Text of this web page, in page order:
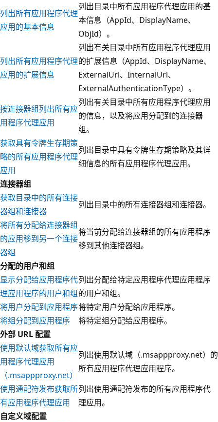
列出所有应用程序代理
应用的基本信息
列出目录中所有应用程序代理应用的基
本信息（AppId、DisplayName、
ObjId）。
列出所有应用程序代理
应用的扩展信息
列出有关目录中所有应用程序代理应用
的扩展信息（AppId、DisplayName、
ExternalUrl、InternalUrl、
ExternalAuthenticationType）。
按连接器组列出所有应
用程序代理应用
列出有关目录中所有应用程序代理应用
的信息，以及将应用分配到的连接器
组。
获取具有令牌生存期策
略的所有应用程序代理
应用
列出目录中具有令牌生存期策略及其详
细信息的所有应用程序代理应用。
连接器组
获取目录中的所有连接
器组和连接器
列出目录中的所有连接器组和连接器。
将所有分配给连接器组
的应用移到另一个连接
器组
将当前分配给连接器组的所有应用程序
移到其他连接器组。
分配的用户和组
显示分配给应用程序代
理应用程序的用户和组
列出分配给特定应用程序代理应用程序
的用户和组。
将用户分配到应用程序将特定用户分配给应用程序。
将组分配到应用程序
将特定组分配给应用程序。
外部 URL 配置
使用默认域获取所有应
用程序代理应用
（.msappproxy.net）
列出使用默认域（.msappproxy.net）的
所有应用程序代理应用程序。
使用通配符发布获取所
有应用程序代理应用
列出使用通配符发布的所有应用程序代
理应用。
自定义域配置